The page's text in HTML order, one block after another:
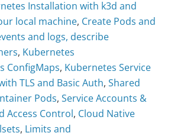
Installation with k3d and
local machine, Create Pods and
and logs, describe
, Kubernetes
ConfigMaps, Kubernetes Service
TLS and Basic Auth, Shared
Pods, Service Accounts &
Access Control, Cloud Native
, Limits and